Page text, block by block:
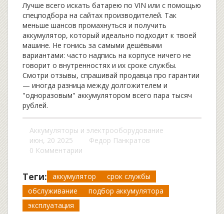
Лучше всего искать батарею по VIN или с помощью
спецподбора на сайтах производителей. Так
меньше шансов промахнуться и получить
аккумулятор, который идеально подходит к твоей
машине. Не гонись за самыми дешёвыми
вариантами: часто надпись на корпусе ничего не
говорит о внутренностях и их сроке службы.
Смотри отзывы, спрашивай продавца про гарантии
— иногда разница между долгожителем и
"одноразовым" аккумулятором всего пара тысяч
рублей.
Аккумуляторы и электрооборудование
июн, 20 2025
Федор Панкратов
0 Комментарии
Теги: аккумулятор
срок службы
обслуживание
подбор аккумулятора
эксплуатация